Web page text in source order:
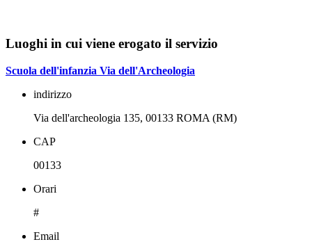
Luoghi in cui viene erogato il servizio
Scuola dell'infanzia Via dell'Archeologia
indirizzo
Via dell'archeologia 135, 00133 ROMA (RM)
CAP
00133
Orari
#
Email